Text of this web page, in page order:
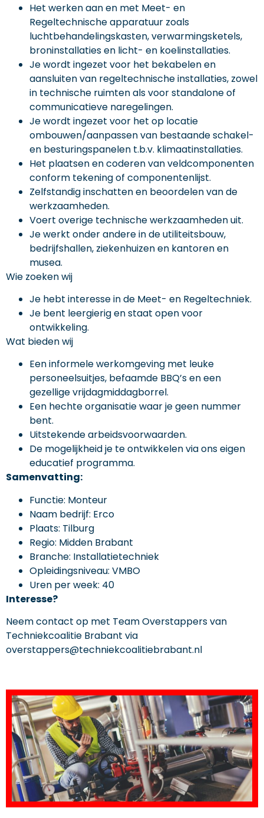
Het werken aan en met Meet- en
Regeltechnische apparatuur zoals
luchtbehandelingskasten, verwarmingsketels,
broninstallaties en licht- en koelinstallaties.
Je wordt ingezet voor het bekabelen en
aansluiten van regeltechnische installaties, zowel
in technische ruimten als voor standalone of
communicatieve naregelingen.
Je wordt ingezet voor het op locatie
ombouwen/aanpassen van bestaande schakel-
en besturingspanelen t.b.v. klimaatinstallaties.
Het plaatsen en coderen van veldcomponenten
conform tekening of componentenlijst.
Zelfstandig inschatten en beoordelen van de
werkzaamheden.
Voert overige technische werkzaamheden uit.
Je werkt onder andere in de utiliteitsbouw,
bedrijfshallen, ziekenhuizen en kantoren en
musea.
Wie zoeken wij
Je hebt interesse in de Meet- en Regeltechniek.
Je bent leergierig en staat open voor
ontwikkeling.
Wat bieden wij
Een informele werkomgeving met leuke
personeelsuitjes, befaamde BBQ’s en een
gezellige vrijdagmiddagborrel.
Een hechte organisatie waar je geen nummer
bent.
Uitstekende arbeidsvoorwaarden.
De mogelijkheid je te ontwikkelen via ons eigen
educatief programma.
Samenvatting:
Functie: Monteur
Naam bedrijf: Erco
Plaats: Tilburg
Regio: Midden Brabant
Branche: Installatietechniek
Opleidingsniveau: VMBO
Uren per week: 40
Interesse?
Neem contact op met Team Overstappers van
Techniekcoalitie Brabant via
overstappers@techniekcoalitiebrabant.nl